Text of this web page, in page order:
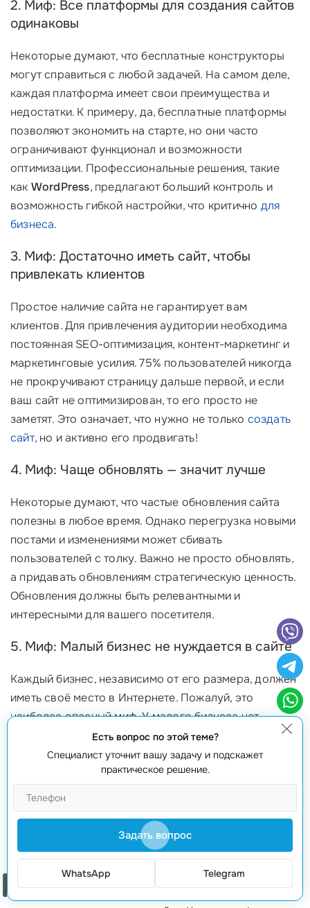
2. Миф: Все платформы для создания сайтов
одинаковы
Некоторые думают, что бесплатные конструкторы
могут справиться с любой задачей. На самом деле,
каждая платформа имеет свои преимущества и
недостатки. К примеру, да, бесплатные платформы
позволяют экономить на старте, но они часто
ограничивают функционал и возможности
оптимизации. Профессиональные решения, такие
как WordPress, предлагают больший контроль и
возможность гибкой настройки, что критично для
бизнеса.
3. Миф: Достаточно иметь сайт, чтобы
привлекать клиентов
Простое наличие сайта не гарантирует вам
клиентов. Для привлечения аудитории необходима
постоянная SEO-оптимизация, контент-маркетинг и
маркетинговые усилия. 75% пользователей никогда
не прокручивают страницу дальше первой, и если
ваш сайт не оптимизирован, то его просто не
заметят. Это означает, что нужно не только создать
сайт, но и активно его продвигать!
4. Миф: Чаще обновлять — значит лучше
Некоторые думают, что частые обновления сайта
полезны в любое время. Однако перегрузка новыми
постами и изменениями может сбивать
пользователей с толку. Важно не просто обновлять,
а придавать обновлениям стратегическую ценность.
Обновления должны быть релевантными и
интересными для вашего посетителя.
5. Миф: Малый бизнес не нуждается в сайте
Каждый бизнес, независимо от его размера, должен
иметь своё место в Интернете. Пожалуй, это
наиболее опасный миф. У малого бизнеса нет
шансов без онлайн-присутствия. Больше 80%
потребителей ищут информацию о компаниях в
Интернете перед покупкой. Без сайта вы рискуете
потерять клиентов, так как конкурент может легко
завладеть их вниманием.
6. Миф: Все, что вам нужно, — это хороший
дизайн
Хотя привлекательный дизайн важен, это только
Есть вопрос по этой теме?
Специалист уточнит вашу задачу и подскажет
практическое решение.
Задать вопрос
WhatsApp Telegram
Заказать звонок